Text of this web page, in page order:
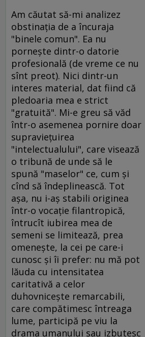
Am căutat să-mi analizez
obstinaţia de a încuraja
"binele comun". Ea nu
porneşte dintr-o datorie
profesională (de vreme ce nu
sînt preot). Nici dintr-un
interes material, dat fiind că
pledoaria mea e strict
"gratuită". Mi-e greu să văd
într-o asemenea pornire doar
supravieţuirea
"intelectualului", care visează
o tribună de unde să le
spună "maselor" ce, cum şi
cînd să îndeplinească. Tot
aşa, nu i-aş stabili originea
într-o vocaţie filantropică,
întrucît iubirea mea de
semeni se limitează, prea
omeneşte, la cei pe care-i
cunosc şi îi prefer: nu mă pot
lăuda cu intensitatea
caritativă a celor
duhovniceşte remarcabili,
care compătimesc întreaga
lume, participă pe viu la
drama umanului sau izbutesc